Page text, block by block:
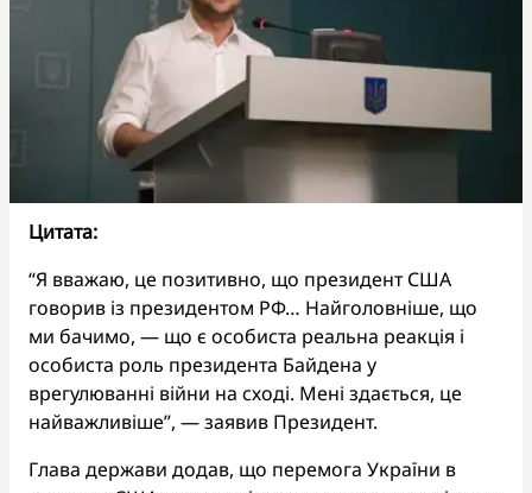
Цитата:
“Я вважаю, це позитивно, що президент США
говорив із президентом РФ… Найголовніше, що
ми бачимо, — що є особиста реальна реакція і
особиста роль президента Байдена у
врегулюванні війни на сході. Мені здається, це
найважливіше”, — заявив Президент.
Глава держави додав, що перемога України в